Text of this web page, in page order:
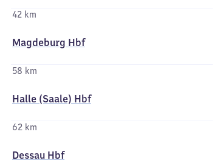
42 km
Magdeburg Hbf
58 km
Halle (Saale) Hbf
62 km
Dessau Hbf